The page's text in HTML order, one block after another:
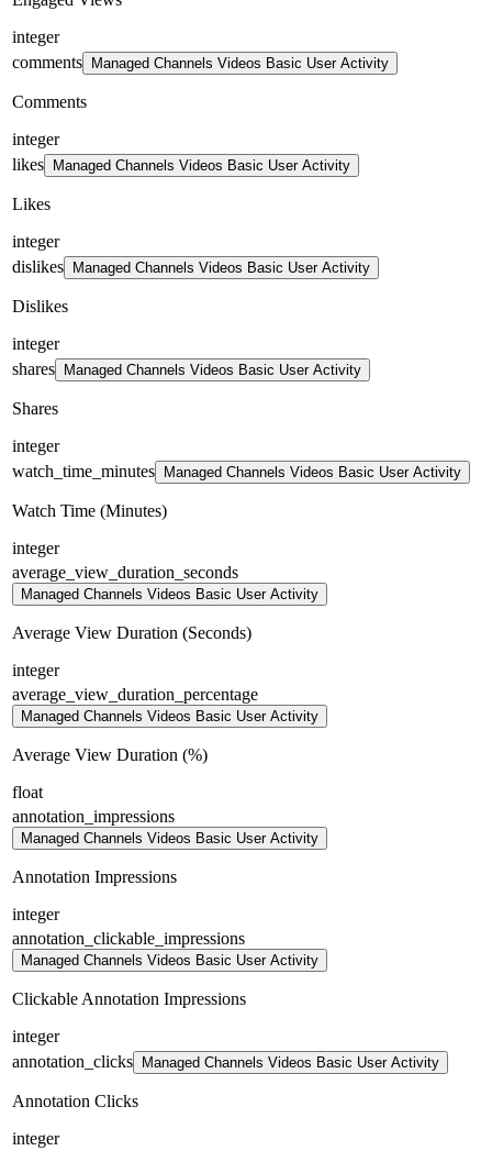
integer
comments
Managed Channels Videos Basic User Activity
Comments
integer
likes
Managed Channels Videos Basic User Activity
Likes
integer
dislikes
Managed Channels Videos Basic User Activity
Dislikes
integer
shares
Managed Channels Videos Basic User Activity
Shares
integer
watch_time_minutes
Managed Channels Videos Basic User Activity
Watch Time (Minutes)
integer
average_view_duration_seconds
Managed Channels Videos Basic User Activity
Average View Duration (Seconds)
integer
average_view_duration_percentage
Managed Channels Videos Basic User Activity
Average View Duration (%)
float
annotation_impressions
Managed Channels Videos Basic User Activity
Annotation Impressions
integer
annotation_clickable_impressions
Managed Channels Videos Basic User Activity
Clickable Annotation Impressions
integer
annotation_clicks
Managed Channels Videos Basic User Activity
Annotation Clicks
integer